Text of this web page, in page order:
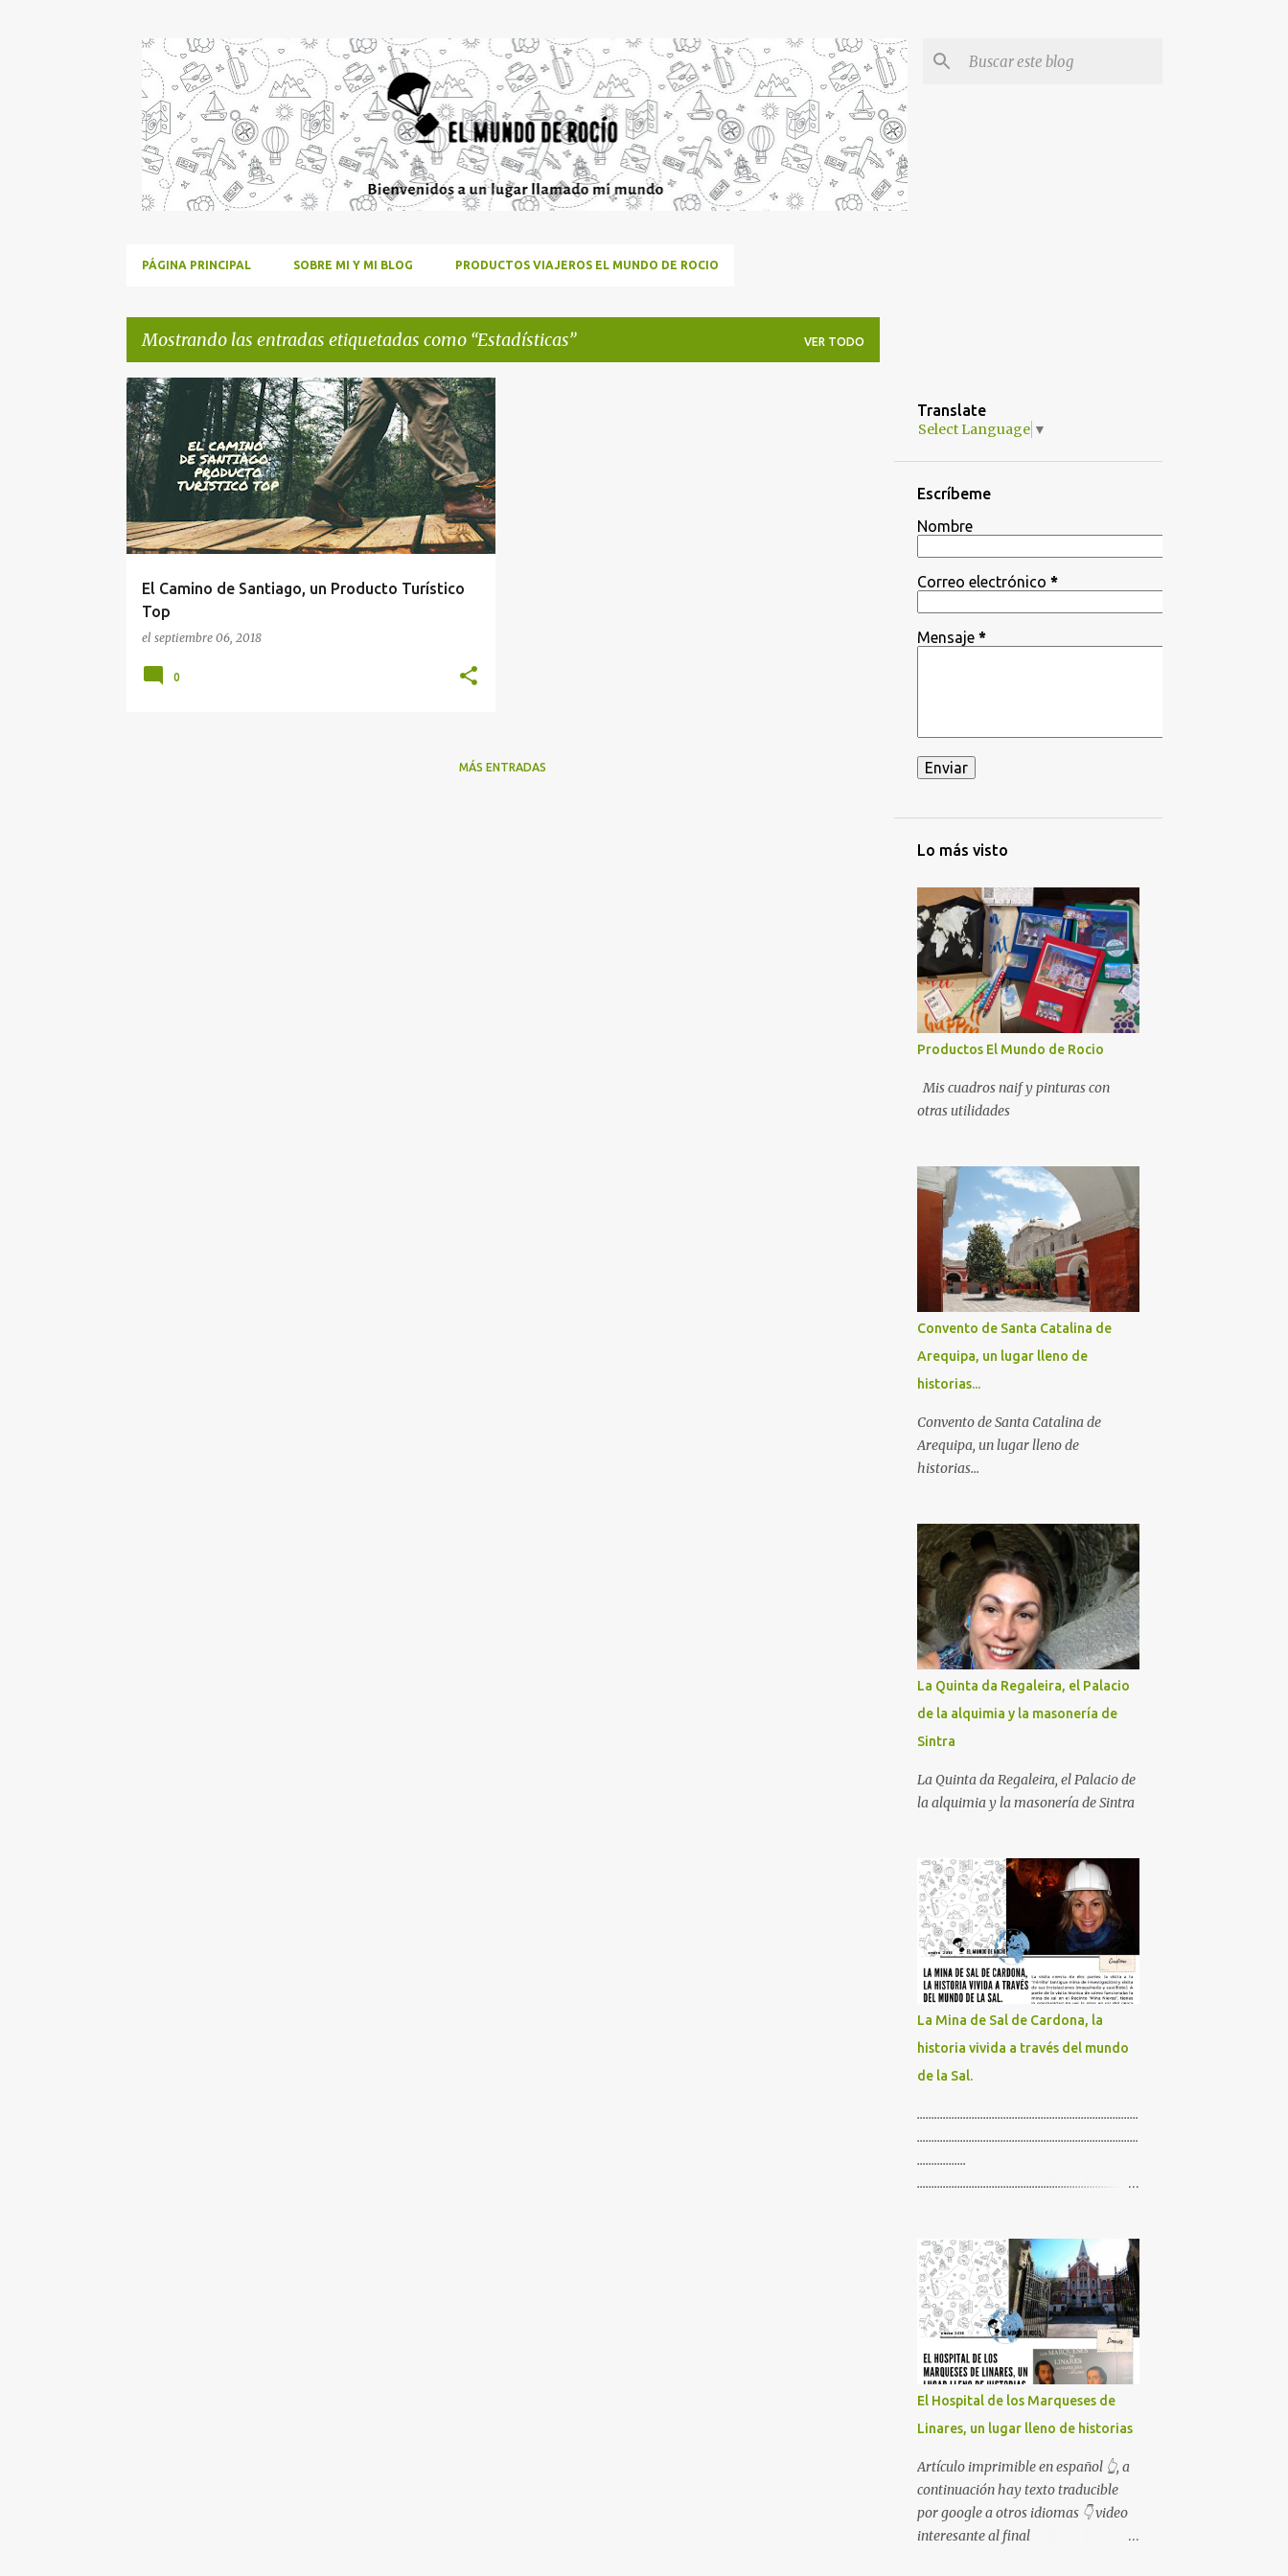
PÁGINA PRINCIPAL SOBRE MI Y MI BLOG PRODUCTOS VIAJEROS EL MUNDO DE ROCIO
Mostrando las entradas etiquetadas como Estadísticas VER TODO
E
n
t
r
a
d
El Camino de Santiago, un Producto Turístico
Top
el septiembre 06, 2018
CAMINO DE SANTIAGO +1
0
MÁS ENTRADAS
Translate
Select Language ▼
Escríbeme
Nombre
Correo electrónico *
Mensaje *
Lo más visto
Productos El Mundo de Rocio
Mis cuadros naif y pinturas con
otras utilidades
Convento de Santa Catalina de
Arequipa, un lugar lleno de
historias...
Convento de Santa Catalina de
Arequipa, un lugar lleno de
historias...
La Quinta da Regaleira, el Palacio
de la alquimia y la masonería de
Sintra
La Quinta da Regaleira, el Palacio de
la alquimia y la masonería de Sintra
La Mina de Sal de Cardona, la
historia vivida a través del mundo
de la Sal.
.............................................................................
.............................................................................
.................
.............................................................................
español 👆, a continuación hay texto
traducible por google a otros
idiomas 👇 video interesante al final
😉
El Hospital de los Marqueses de
Linares, un lugar lleno de historias
Artículo imprimible en español 👆, a
continuación hay texto traducible
por google a otros idiomas 👇 video
interesante al final